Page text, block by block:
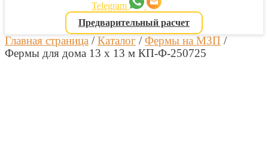
Telegram
Предварительный расчет
Главная страница /Каталог /Фермы на МЗП /
Фермы для дома 13 х 13 м КП-Ф-250725